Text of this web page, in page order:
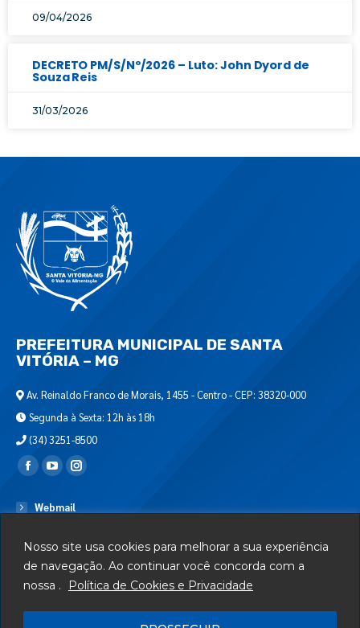
Nosso site usa cookies para melhorar a sua experiência
de navegação. Ao continuar você concorda com a
nossa .
Política de Cookies e Privacidade
09/04/2026
DECRETO PM/S/Nº/2026 – Luto: John Dyord de
Souza Reis
31/03/2026
PREFEITURA MUNICIPAL DE SANTA
VITÓRIA – MG
Av. Reinaldo Franco de Morais, 1455 - Centro - CEP: 38320-000
Segunda à Sexta: 12h às 18h
(34) 3251-8500
Encontre-nos em:
Webmail
Serviços
Telefones Úteis